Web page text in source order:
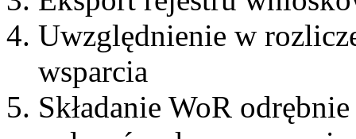
Uwzględnienie w
wsparcia
Składanie WoR